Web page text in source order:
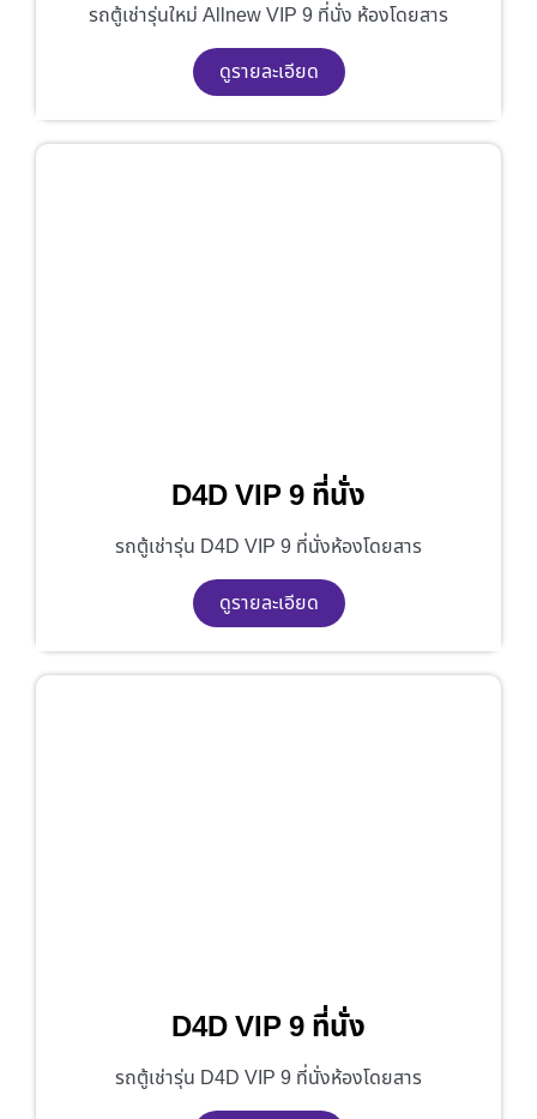
รถตู้เช่ารุ่นใหม่ Allnew VIP 9 ที่นั่ง ห้องโดยสาร
ดูรายละเอียด
D4D VIP 9 ที่นั่ง
รถตู้เช่ารุ่น D4D VIP 9 ที่นั่งห้องโดยสาร
ดูรายละเอียด
D4D VIP 9 ที่นั่ง
รถตู้เช่ารุ่น D4D VIP 9 ที่นั่งห้องโดยสาร